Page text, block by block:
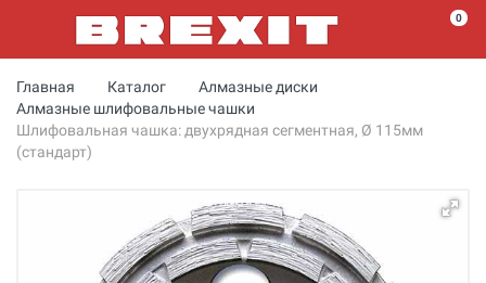
0
Главная Каталог
Алмазные диски
Алмазные шлифовальные чашки
Шлифовальная чашка: двухрядная сегментная, Ø 115мм
(стандарт)